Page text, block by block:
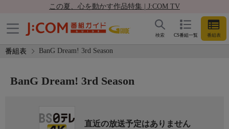
この夏、心を動かす作品特集 | J:COM TV
CS番組一覧 番組表
検索
番組表 BanG Dream! 3rd Season
BanG Dream! 3rd Season
直近の放送予定はありません